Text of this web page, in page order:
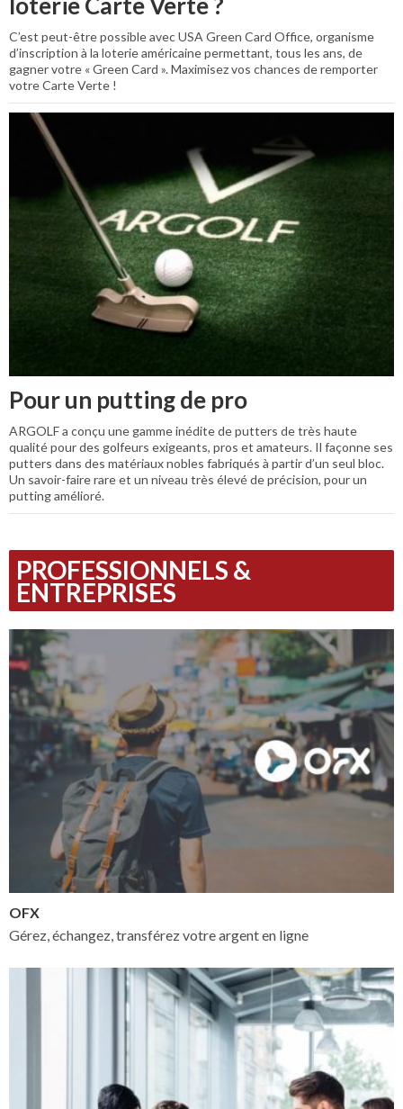
C’est peut-être possible avec USA Green Card Office, organisme
d’inscription à la loterie américaine permettant, tous les ans, de
gagner votre « Green Card ». Maximisez vos chances de remporter
votre Carte Verte !
Pour un putting de pro
ARGOLF a conçu une gamme inédite de putters de très haute
qualité pour des golfeurs exigeants, pros et amateurs. Il façonne ses
putters dans des matériaux nobles fabriqués à partir d’un seul bloc.
Un savoir-faire rare et un niveau très élevé de précision, pour un
putting amélioré.
PROFESSIONNELS &
ENTREPRISES
OFX
Gérez, échangez, transférez votre argent en ligne